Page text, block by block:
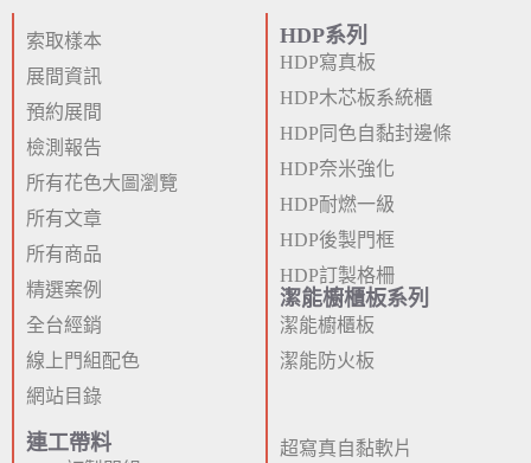
索取樣本
展間資訊
預約展間
檢測報告
所有花色大圖瀏覽
所有文章
所有商品
精選案例
全台經銷
線上門組配色
網站目錄
HDP系列
HDP寫真板
HDP木芯板系統櫃
HDP同色自黏封邊條
HDP奈米強化
HDP耐燃一級
HDP後製門框
HDP訂製格柵
潔能櫥櫃板系列
潔能櫥櫃板
潔能防火板
連工帶料 超寫真自黏軟片